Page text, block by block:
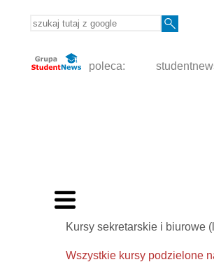
poleca:
Kursy sekretarskie i biurowe
Wszystkie kursy podzielone